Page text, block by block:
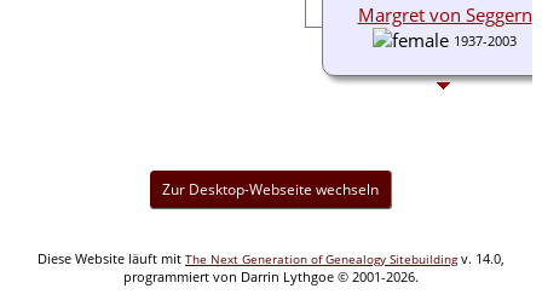
Margret von Seggern
1937-2003
Zur Desktop-Webseite wechseln
Diese Website läuft mit The Next Generation of Genealogy Sitebuildingv. 14.0,
programmiert von Darrin Lythgoe © 2001-2026.